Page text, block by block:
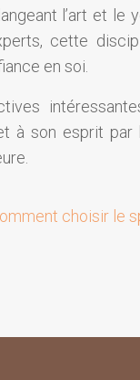
l’art et le
cette
en soi.
à son esprit par
choisir le